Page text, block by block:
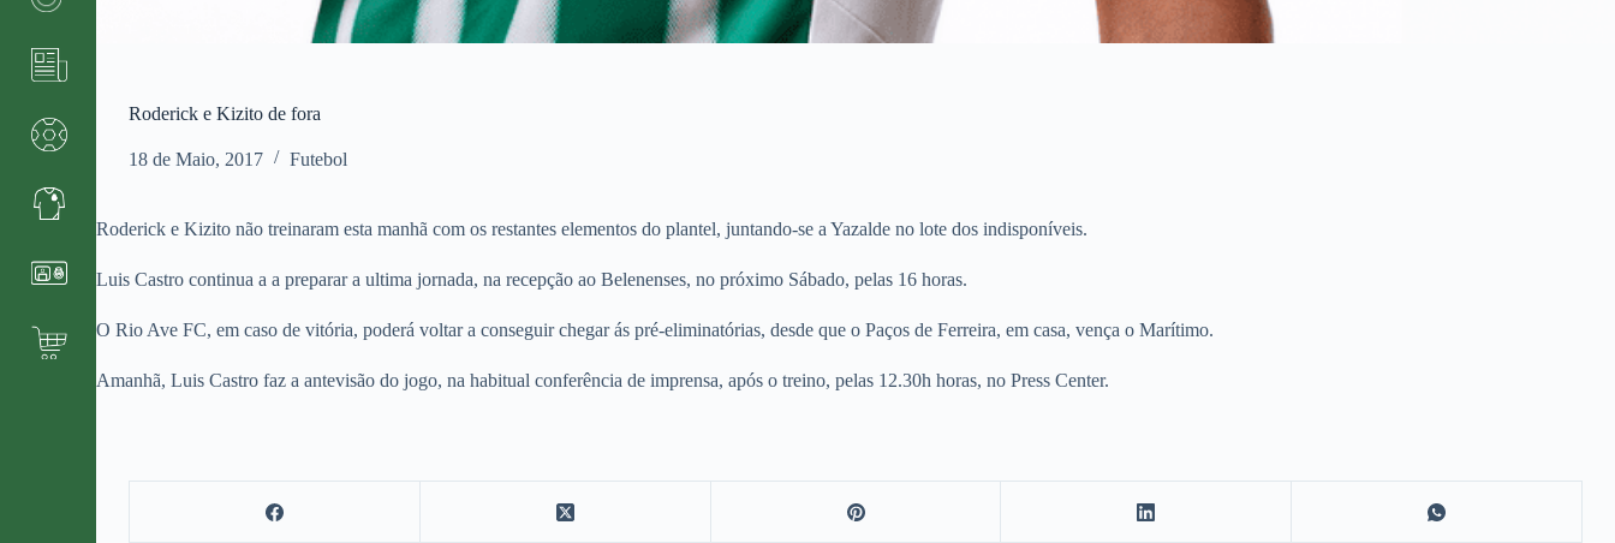
Roderick e Kizito de fora
18 de Maio, 2017 Futebol
Roderick e Kizito não treinaram esta manhã com os restantes elementos do plantel, juntando-se a Yazalde no lote dos indisponíveis.
Luis Castro continua a a preparar a ultima jornada, na recepção ao Belenenses, no próximo Sábado, pelas 16 horas.
O Rio Ave FC, em caso de vitória, poderá voltar a conseguir chegar ás pré-eliminatórias, desde que o Paços de Ferreira, em casa, vença o Marítimo.
Amanhã, Luis Castro faz a antevisão do jogo, na habitual conferência de imprensa, após o treino, pelas 12.30h horas, no Press Center.